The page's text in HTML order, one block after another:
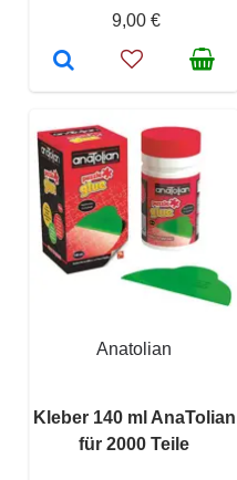
9,00 €
Anatolian
Kleber 140 ml AnaTolian
für 2000 Teile